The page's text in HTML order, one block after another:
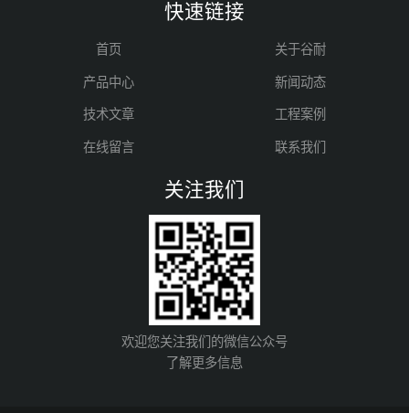
快速链接
首页 关于谷耐
产品中心 新闻动态
技术文章 工程案例
在线留言 联系我们
关注我们
欢迎您关注我们的微信公众号
了解更多信息